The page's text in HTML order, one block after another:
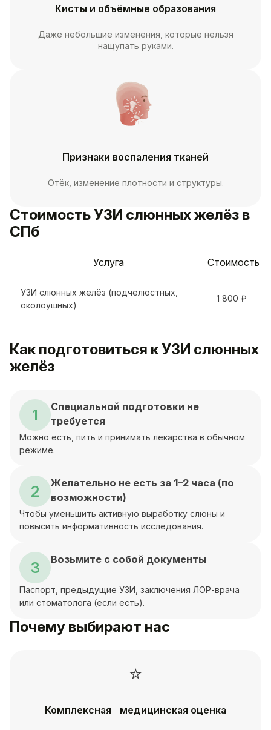
Кисты и объёмные образования
Даже небольшие изменения, которые нельзя
нащупать руками.
Признаки воспаления тканей
Отёк, изменение плотности и структуры.
Стоимость УЗИ слюнных желёз в
СПб
Услуга Стоимость
УЗИ слюнных желёз (подчелюстных,
околоушных)
1 800 ₽
Как подготовиться к УЗИ слюнных
желёз
1
Специальной подготовки не
требуется
Можно есть, пить и принимать лекарства в обычном
режиме.
2
Желательно не есть за 1–2 часа (по
возможности)
Чтобы уменьшить активную выработку слюны и
повысить информативность исследования.
3 Возьмите с собой документы
Паспорт, предыдущие УЗИ, заключения ЛОР-врача
или стоматолога (если есть).
Почему выбирают нас
⭐
Комплексная медицинская оценка